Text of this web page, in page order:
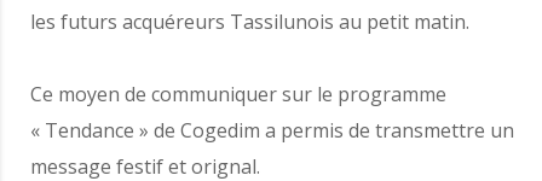
les futurs acquéreurs Tassilunois au petit matin.
Ce moyen de communiquer sur le programme
« Tendance » de Cogedim a permis de transmettre un
message festif et orignal.